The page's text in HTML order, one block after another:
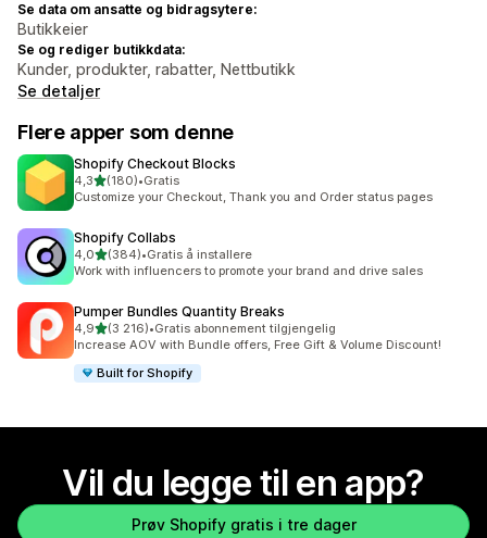
Se data om ansatte og bidragsytere:
Butikkeier
Se og rediger butikkdata:
Kunder, produkter, rabatter, Nettbutikk
Se detaljer
Flere apper som denne
Shopify Checkout Blocks
4,3av 5 stjerner
(180)
Totalt 180 omtaler
•Gratis
Customize your Checkout, Thank you and Order status pages
Shopify Collabs
4,0av 5 stjerner
(384)
Totalt 384 omtaler
•Gratis å installere
Work with influencers to promote your brand and drive sales
Pumper Bundles Quantity Breaks
4,9av 5 stjerner
(3 216)
Totalt 3216 omtaler
•Gratis abonnement tilgjengelig
Increase AOV with Bundle offers, Free Gift & Volume Discount!
Built for Shopify
Vil du legge til en app?
Prøv Shopify gratis i tre dager